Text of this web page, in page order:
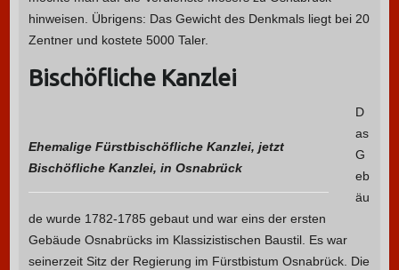
hinweisen. Übrigens: Das Gewicht des Denkmals liegt bei 20
Zentner und kostete 5000 Taler.
Bischöfliche Kanzlei
Ehemalige Fürstbischöfliche Kanzlei, jetzt
Bischöfliche Kanzlei, in Osnabrück
D
as
G
eb
äu
de wurde 1782-1785 gebaut und war eins der ersten
Gebäude Osnabrücks im Klassizistischen Baustil. Es war
seinerzeit Sitz der Regierung im Fürstbistum Osnabrück. Die